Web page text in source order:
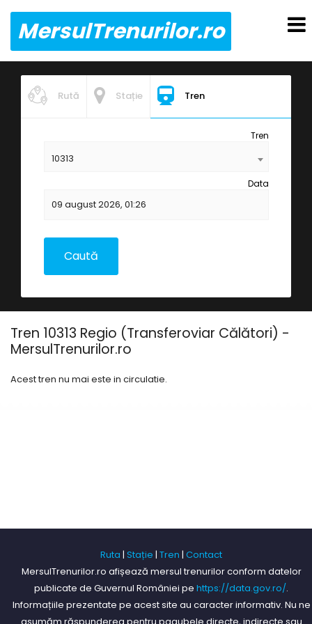
MersulTrenurilor.ro
Rută Stație Tren
Tren
10313
Data
Tren 10313 Regio (Transferoviar Călători) -
MersulTrenurilor.ro
Acest tren nu mai este in circulatie.
Ruta | Stație | Tren | Contact
MersulTrenurilor.ro afișează mersul trenurilor conform datelor
publicate de Guvernul României pe https://data.gov.ro/.
Informațiile prezentate pe acest site au caracter informativ. Nu ne